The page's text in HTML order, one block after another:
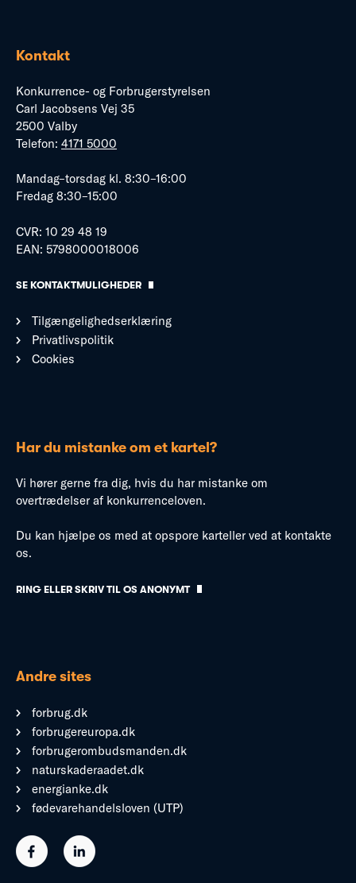
Kontakt
Konkurrence- og Forbrugerstyrelsen
Carl Jacobsens Vej 35
2500 Valby
Telefon: 4171 5000
Mandag–torsdag kl. 8:30–16:00
Fredag 8:30–15:00
CVR: 10 29 48 19
EAN: 5798000018006
SE KONTAKTMULIGHEDER
Tilgængelighedserklæring
Privatlivspolitik
Cookies
Har du mistanke om et kartel?
Vi hører gerne fra dig, hvis du har mistanke om
overtrædelser af konkurrenceloven.
Du kan hjælpe os med at opspore karteller ved at kontakte
os.
RING ELLER SKRIV TIL OS ANONYMT
Andre sites
forbrug.dk
forbrugereuropa.dk
forbrugerombudsmanden.dk
naturskaderaadet.dk
energianke.dk
fødevarehandelsloven (UTP)